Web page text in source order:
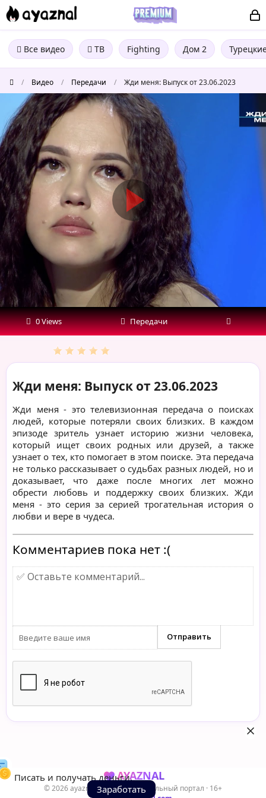
Все видео ТВ Fighting Дом 2
/ Видео / Передачи / Жди меня: Выпуск от 23.06.2023
Жди
меня:
Выпуск
от
23.06.2023
0 Views Передачи
Жди меня: Выпуск от 23.06.2023
Жди меня - это телевизионная передача о поисках
людей, которые потеряли своих близких. В каждом
эпизоде зритель узнает историю жизни человека,
который ищет своих родных или друзей, а также
узнает о тех, кто помогает в этом поиске. Эта передача
не только рассказывает о судьбах разных людей, но и
доказывает, что даже после многих лет можно
обрести любовь и поддержку своих близких. Жди
меня - это серия за серией трогательная история о
любви и вере в чудеса.
Комментариев пока нет :(
Писать и получать деньги.
Заработать
AYAZNAL
© 2026 ayaznal.cc — Развлекательный портал · 16+